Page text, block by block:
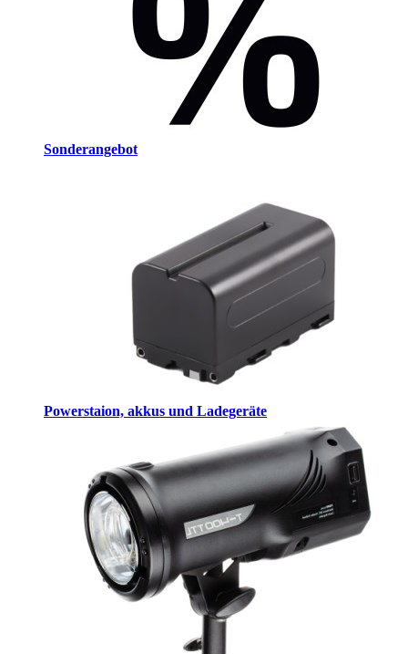
Sonderangebot
Powerstaion, akkus und Ladegeräte